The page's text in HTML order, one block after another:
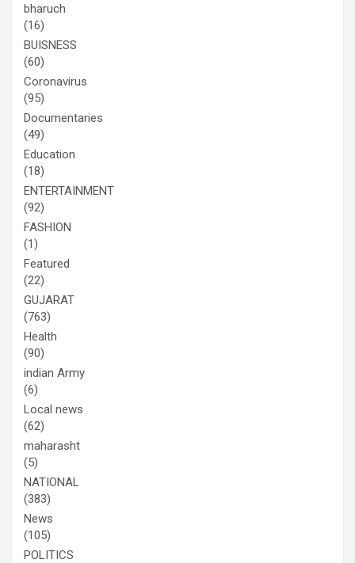
bharuch
(16)
BUISNESS
(60)
Coronavirus
(95)
Documentaries
(49)
Education
(18)
ENTERTAINMENT
(92)
FASHION
(1)
Featured
(22)
GUJARAT
(763)
Health
(90)
indian Army
(6)
Local news
(62)
maharasht
(5)
NATIONAL
(383)
News
(105)
POLITICS